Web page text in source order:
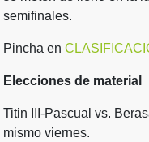
semifinales.
Pincha en
Elecciones de material
Titin III-Pascual vs.
mismo viernes.